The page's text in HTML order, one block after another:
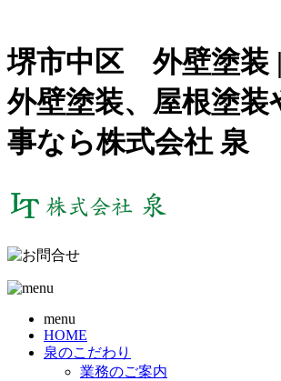
堺市中区 外壁塗装
外壁塗装、屋根塗装
事なら株式会社 泉
menu
HOME
泉のこだわり
業務のご案内